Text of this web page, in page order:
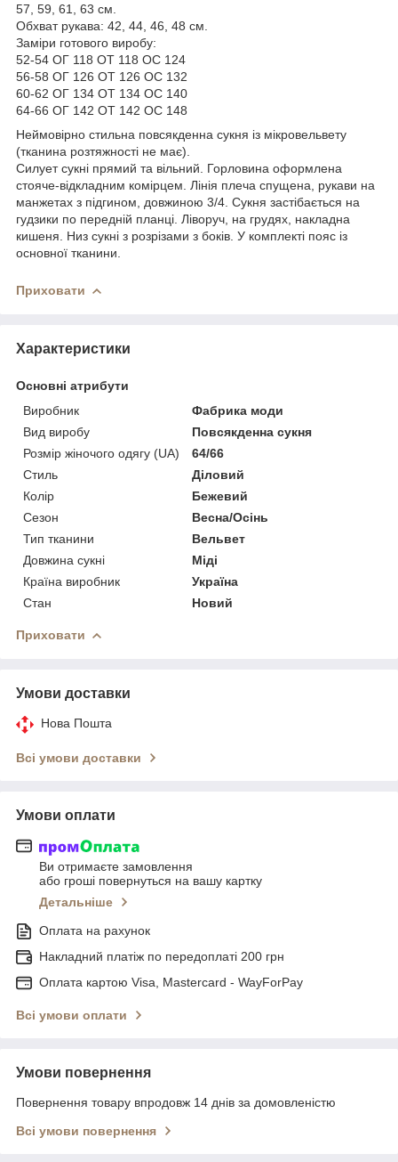
57, 59, 61, 63 см.
Обхват рукава: 42, 44, 46, 48 см.
Заміри готового виробу:
52-54 ОГ 118 ОТ 118 ОС 124
56-58 ОГ 126 ОТ 126 ОС 132
60-62 ОГ 134 ОТ 134 ОС 140
64-66 ОГ 142 ОТ 142 ОС 148
Неймовірно стильна повсякденна сукня із мікровельвету
(тканина розтяжності не має).
Силует сукні прямий та вільний. Горловина оформлена
стояче-відкладним комірцем. Лінія плеча спущена, рукави на
манжетах з підгином, довжиною 3/4. Сукня застібається на
гудзики по передній планці. Ліворуч, на грудях, накладна
кишеня. Низ сукні з розрізами з боків. У комплекті пояс із
основної тканини.
Приховати
Характеристики
Основні атрибути
Виробник
Фабрика моди
Вид виробу
Повсякденна сукня
Розмір жіночого одягу (UA)
64/66
Стиль
Діловий
Колір
Бежевий
Сезон
Весна/Осінь
Тип тканини
Вельвет
Довжина сукні
Міді
Країна виробник
Україна
Стан
Новий
Приховати
Умови доставки
Нова Пошта
Всі умови доставки
Умови оплати
Ви отримаєте замовлення
або гроші повернуться на вашу картку
Детальніше
Оплата на рахунок
Накладний платіж по передоплаті 200 грн
Оплата картою Visa, Mastercard - WayForPay
Всі умови оплати
Умови повернення
Повернення товару впродовж 14 днів за домовленістю
Всі умови повернення